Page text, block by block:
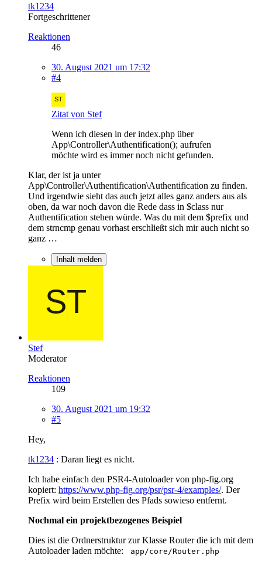
tk1234
Fortgeschrittener
Reaktionen
46
30. August 2021 um 17:32
#4
Zitat von Stef
Wenn ich diesen in der index.php über
App\Controller\Authentification(); aufrufen
möchte wird es immer noch nicht gefunden.
Klar, der ist ja unter
App\Controller\Authentification\Authentification zu finden.
Und irgendwie sieht das auch jetzt alles ganz anders aus als
oben, da war noch davon die Rede dass in $class nur
Authentification stehen würde. Was du mit dem $prefix und
dem strncmp genau vorhast erschließt sich mir auch nicht so
ganz …
Inhalt melden
Stef
Moderator
Reaktionen
109
30. August 2021 um 19:32
#5
Hey,
tk1234 : Daran liegt es nicht.
Ich habe einfach den PSR4-Autoloader von php-fig.org
kopiert: https://www.php-fig.org/psr/psr-4/examples/. Der
Prefix wird beim Erstellen des Pfads sowieso entfernt.
Nochmal ein projektbezogenes Beispiel
Dies ist die Ordnerstruktur zur Klasse Router die ich mit dem
Autoloader laden möchte:
app/core/Router.php